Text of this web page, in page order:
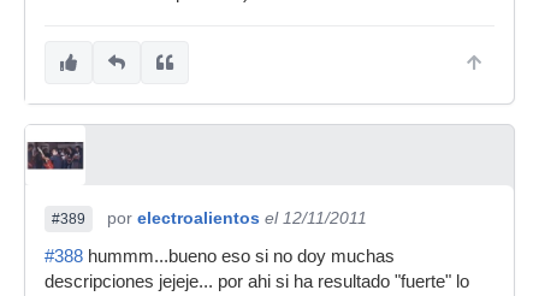
#389 por electroalientos el 12/11/2011
#388 hummm...bueno eso si no doy muchas
descripciones jejeje... por ahi si ha resultado "fuerte" lo